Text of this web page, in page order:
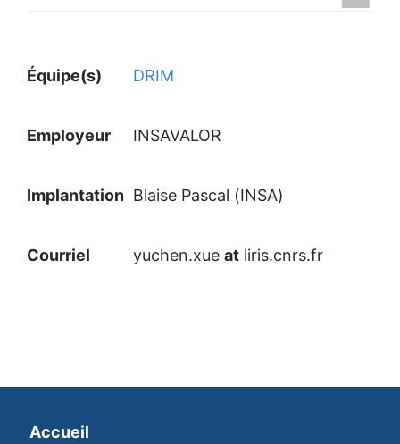
Équipe(s) DRIM
Employeur INSAVALOR
Implantation Blaise Pascal (INSA)
Courriel yuchen.xue at liris.cnrs.fr
Accueil